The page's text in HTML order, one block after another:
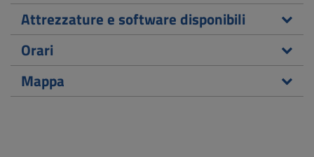
Attrezzature e software disponibili
Orari
Mappa